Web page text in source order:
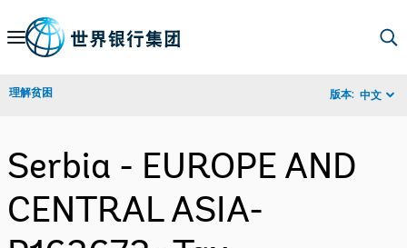
Skip
Navigation
理解贫困 版本: 中文
Serbia - EUROPE AND
CENTRAL ASIA-